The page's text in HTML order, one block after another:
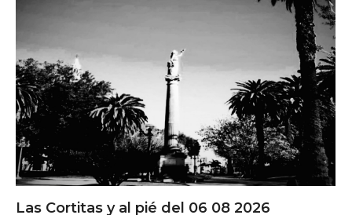
Las Cortitas y al pié del 06 08 2026